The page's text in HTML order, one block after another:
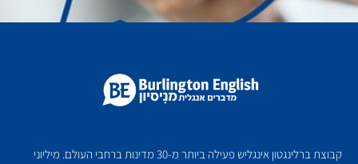
קבוצת ברלינגטון אינגליש פעילה ביותר מ-30 מדינות ברחבי העולם. מיליוני